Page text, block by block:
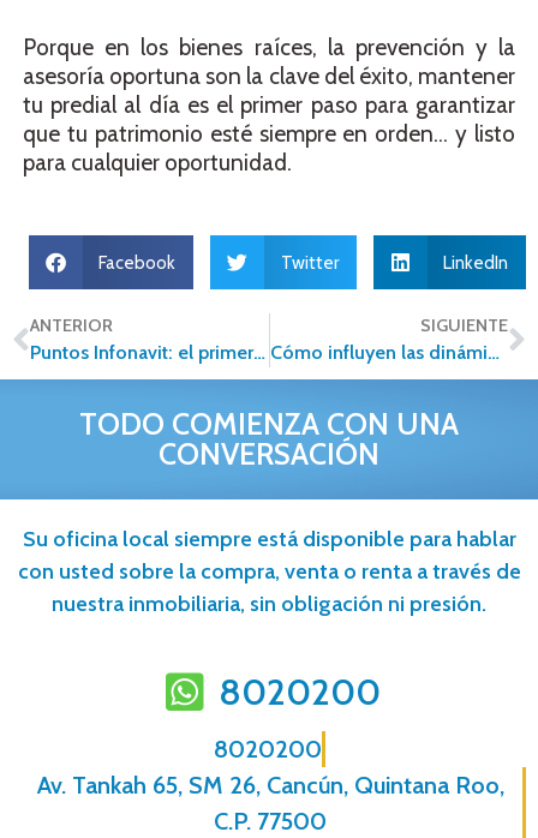
Porque en los bienes raíces, la prevención y la
asesoría oportuna son la clave del éxito, mantener
tu predial al día es el primer paso para garantizar
que tu patrimonio esté siempre en orden… y listo
para cualquier oportunidad.
Facebook Twitter LinkedIn
ANTERIOR
Puntos Infonavit: el primer paso para cumplir tu sueño de tener casa
SIGUIENTE
Cómo influyen las dinámicas familiares en el mercado inmobiliario
TODO COMIENZA CON UNA
CONVERSACIÓN
Su oficina local siempre está disponible para hablar
con usted sobre la compra, venta o renta a través de
nuestra inmobiliaria, sin obligación ni presión.
8020200
8020200
Av. Tankah 65, SM 26, Cancún, Quintana Roo,
C.P. 77500